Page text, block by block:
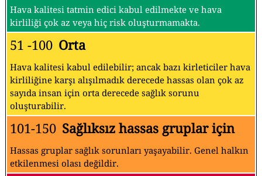
Hava kalitesi tatmin edici kabul edilmekte ve hava
kirliliği çok az veya hiç risk oluşturmamakta.
51 -100 Orta
Hava kalitesi kabul edilebilir; ancak bazı kirleticiler hava
kirliliğine karşı alışılmadık derecede hassas olan çok az
sayıda insan için orta derecede sağlık sorunu
oluşturabilir.
101-150 Sağlıksız hassas gruplar için
Hassas gruplar sağlık sorunları yaşayabilir. Genel halkın
etkilenmesi olası değildir.